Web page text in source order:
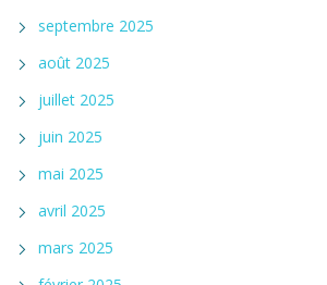
septembre 2025
août 2025
juillet 2025
juin 2025
mai 2025
avril 2025
mars 2025